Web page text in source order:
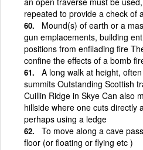
repeated to provide a check of
Mound(s) of earth or a
gun emplacements, building
positions from enfilading fire
confine the effects of a bomb
A long walk at height,
summits Outstanding Scottish
Cuillin Ridge in Skye Can also
hillside where one cuts directly
perhaps using a ledge
To move along a cave
floor (or floating or flying etc )